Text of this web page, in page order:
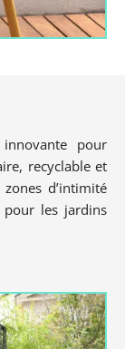
pour
recyclable et
d’intimité
les jardins